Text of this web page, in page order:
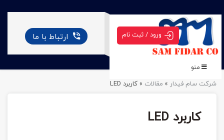
منو
ورود / ثبت نام ارتباط با ما
شرکت سام فیدار» مقالات» کاربرد LED
کاربرد LED